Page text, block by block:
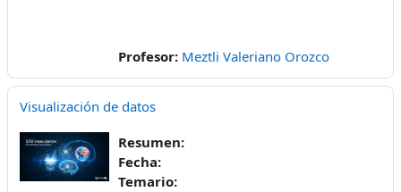
Profesor: Meztli Valeriano Orozco
Visualización de datos
Resumen:
Fecha:
Temario: